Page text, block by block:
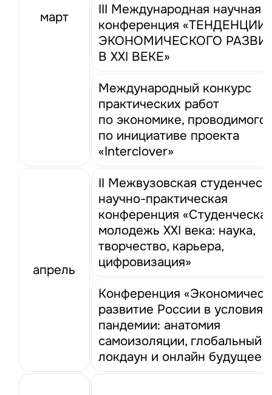
март
III Международная научная
конференция «ТЕНДЕНЦИИ
ЭКОНОМИЧЕСКОГО
В ХХI ВЕКЕ»
Международный конкурс
практических работ
по экономике, проводимого
по инициативе проекта
«Interclover»
апрель
II Межвузовская
научно-практическая
конференция
молодежь XXI века: наука,
творчество, карьера,
цифровизация»
Конференция
развитие России в условиях
пандемии: анатомия
самоизоляции, глобальный
локдаун и онлайн будущее»